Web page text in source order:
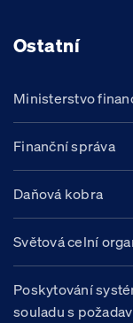
Ostatní
Ministerstvo
Finanční správa
Daňová kobra
Světová celní
Poskytování
souladu s